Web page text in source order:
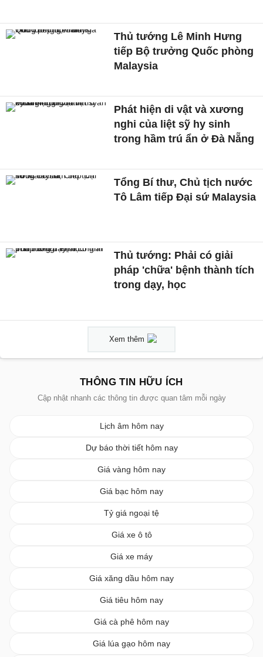
Thủ tướng Lê Minh Hưng
tiếp Bộ trưởng Quốc phòng
Malaysia
Phát hiện di vật và xương
nghi của liệt sỹ hy sinh
trong hầm trú ẩn ở Đà Nẵng
Tổng Bí thư, Chủ tịch nước
Tô Lâm tiếp Đại sứ Malaysia
Thủ tướng: Phải có giải
pháp 'chữa' bệnh thành tích
trong dạy, học
Xem thêm
THÔNG TIN HỮU ÍCH
Cập nhật nhanh các thông tin được quan tâm mỗi ngày
Lịch âm hôm nay
Dự báo thời tiết hôm nay
Giá vàng hôm nay
Giá bạc hôm nay
Tỷ giá ngoại tệ
Giá xe ô tô
Giá xe máy
Giá xăng dầu hôm nay
Giá tiêu hôm nay
Giá cà phê hôm nay
Giá lúa gạo hôm nay